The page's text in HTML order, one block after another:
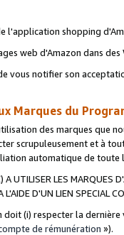
l'application shopping
web d'Amazon dans
vous notifier son
Marques du
des marques que
scrupuleusement et à
automatique de
UTILISER LES MARQUES
D'UN LIEN SPECIAL
(i) respecter la
de rémunération »).